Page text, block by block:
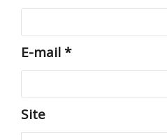
E-mail*
Site